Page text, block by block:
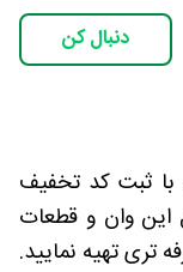
دنبال کن
با ثبت کد تخفیف
این وان و قطعات
تری تهیه نمایید.